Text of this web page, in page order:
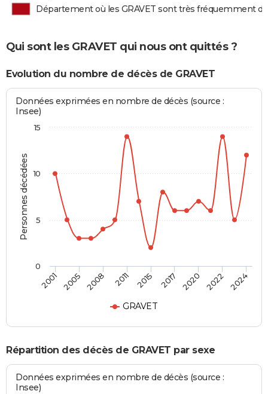
Département où les GRAVET sont très fréquemment
Qui sont les GRAVET qui nous ont quittés ?
Evolution du nombre de décès de GRAVET
Personnes décédées
Données exprimées en nombre de décès (source :
Insee)
GRAVET
2001 2005 2008 2011 2015 2017 2020 2022 2024
0
5
10
15
Répartition des décès de GRAVET par sexe
Données exprimées en nombre de décès (source :
Insee)